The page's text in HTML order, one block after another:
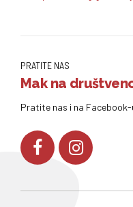
PRATITE NAS
Mak na
Pratite nas i na Facebook-